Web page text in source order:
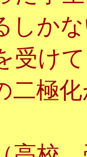
しか
受け
二極